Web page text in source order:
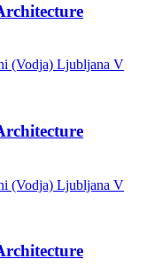
(Vodja) Ljubljana V
(Vodja) Ljubljana V